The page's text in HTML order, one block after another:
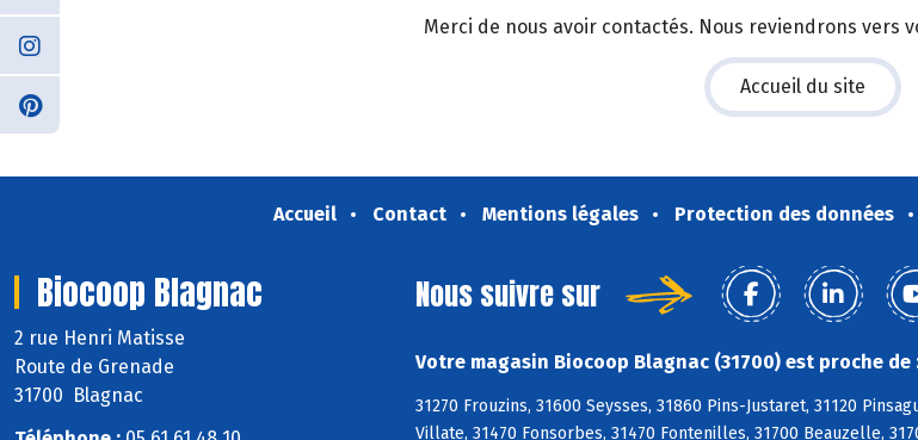
Merci de nous avoir contactés. Nous reviendrons vers
Accueil du site
Accueil Contact Mentions légales Protection des données
Biocoop Blagnac
2 rue Henri Matisse
Route de Grenade
31700 Blagnac
Nous suivre sur
Votre magasin Biocoop Blagnac (31700) est proche de
31270 Frouzins, 31600 Seysses, 31860 Pins-Justaret, 31120
Villate, 31470 Fonsorbes, 31470 Fontenilles, 31700 Beauzelle,